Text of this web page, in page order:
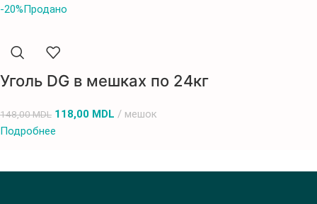
-20%Продано
Уголь DG в мешках по 24кг
148,00MDL 118,00 MDL
мешок
Подробнее